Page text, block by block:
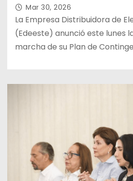
Mar 30, 2026
La Empresa Distribuidora de
(Edeeste) anunció este lunes
marcha de su Plan de